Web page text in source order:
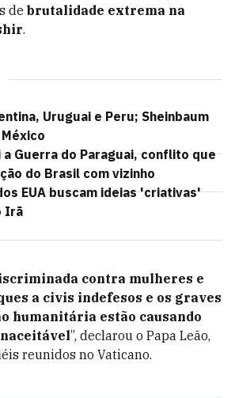
de brutalidade extrema na
.
Uruguai e Peru; Sheinbaum
Guerra do Paraguai, conflito que
do Brasil com vizinho
EUA buscam ideias 'criativas'
Irã
contra mulheres e
a civis indefesos e os graves
humanitária estão causando
”, declarou o Papa Leão,
reunidos no Vaticano.